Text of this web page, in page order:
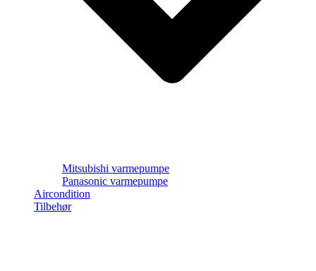
Mitsubishi varmepumpe
Panasonic varmepumpe
Aircondition
Tilbehør